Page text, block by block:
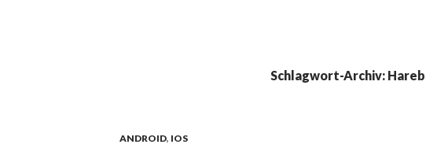
Schlagwort-Archiv:
ANDROID, IOS